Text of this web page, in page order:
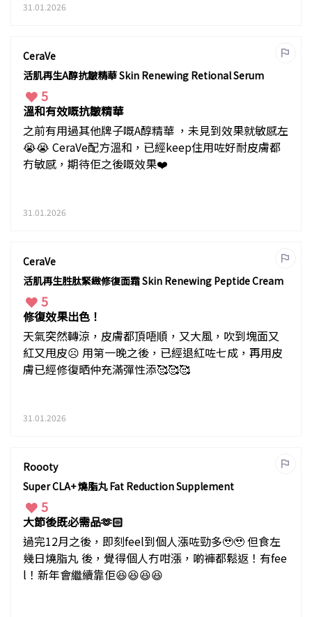
31.01.2026
CeraVe
活肌再生A醇抗皺精華 Skin Renewing Retional Serum
5
溫和有效嘅抗皺精華
之前有用過其他牌子嘅A醇精華 ，未見到效果就敏感左
😭😭 CeraVe配方溫和，已經keep住用咗好耐皮膚都
冇敏感，期待佢之後嘅效果❤️
31.01.2026
CeraVe
活肌再生胜肽緊緻修復面霜 Skin Renewing Peptide Cream
5
修復效果出色！
天氣突然轉涼，皮膚都頂唔順，又大風，吹到塊面又
紅又甩皮☹️ 用第一晚之後，已經退紅咗七成，再用皮
膚已經修復晒仲充滿彈性添🥰🥰🥰
31.01.2026
Roooty
Super CLA+ 燒脂丸 Fat Reduction Supplement
5
大節後既必需品🫶🏻
過完12月之後，即刻feel到個人漲咗勁多🥹🥹 但食左
幾日燒脂丸 後，覺得個人冇咁漲，啲褲都鬆返！有fee
l！新年會繼續靠佢😆😆😆😆